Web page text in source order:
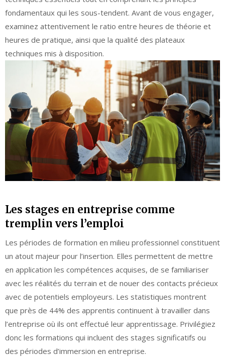
fondamentaux qui les sous-tendent. Avant de vous engager,
examinez attentivement le ratio entre heures de théorie et
heures de pratique, ainsi que la qualité des plateaux
techniques mis à disposition.
Les stages en entreprise comme
tremplin vers l’emploi
Les périodes de formation en milieu professionnel constituent
un atout majeur pour l’insertion. Elles permettent de mettre
en application les compétences acquises, de se familiariser
avec les réalités du terrain et de nouer des contacts précieux
avec de potentiels employeurs. Les statistiques montrent
que près de 44% des apprentis continuent à travailler dans
l’entreprise où ils ont effectué leur apprentissage. Privilégiez
donc les formations qui incluent des stages significatifs ou
des périodes d’immersion en entreprise.